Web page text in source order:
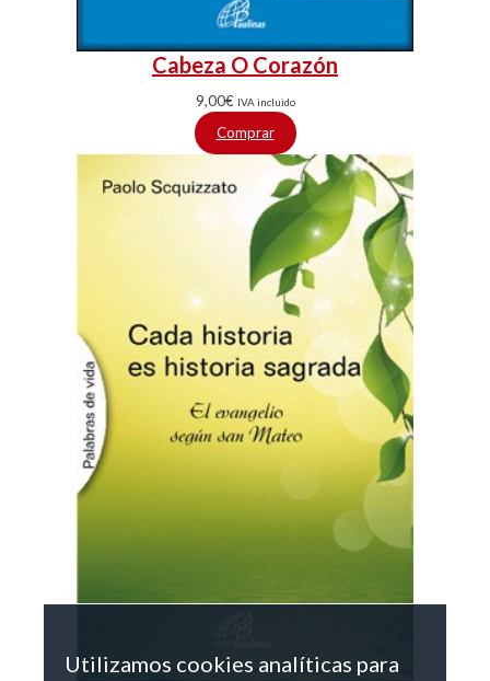
Cabeza O Corazón
9,00€ IVA incluido
Comprar
Utilizamos cookies analíticas para